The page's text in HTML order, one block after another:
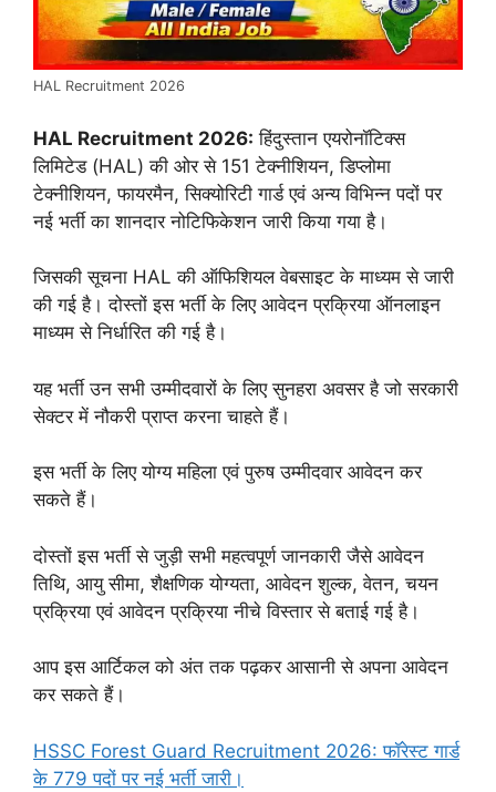
HAL Recruitment 2026
HAL Recruitment 2026: हिंदुस्तान एयरोनॉटिक्स
लिमिटेड (HAL) की ओर से 151 टेक्नीशियन, डिप्लोमा
टेक्नीशियन, फायरमैन, सिक्योरिटी गार्ड एवं अन्य विभिन्न पदों पर
नई भर्ती का शानदार नोटिफिकेशन जारी किया गया है।
जिसकी सूचना HAL की ऑफिशियल वेबसाइट के माध्यम से जारी
की गई है। दोस्तों इस भर्ती के लिए आवेदन प्रक्रिया ऑनलाइन
माध्यम से निर्धारित की गई है।
यह भर्ती उन सभी उम्मीदवारों के लिए सुनहरा अवसर है जो सरकारी
सेक्टर में नौकरी प्राप्त करना चाहते हैं।
इस भर्ती के लिए योग्य महिला एवं पुरुष उम्मीदवार आवेदन कर
सकते हैं।
दोस्तों इस भर्ती से जुड़ी सभी महत्वपूर्ण जानकारी जैसे आवेदन
तिथि, आयु सीमा, शैक्षणिक योग्यता, आवेदन शुल्क, वेतन, चयन
प्रक्रिया एवं आवेदन प्रक्रिया नीचे विस्तार से बताई गई है।
आप इस आर्टिकल को अंत तक पढ़कर आसानी से अपना आवेदन
कर सकते हैं।
HSSC Forest Guard Recruitment 2026: फॉरेस्ट गार्ड
के 779 पदों पर नई भर्ती जारी।